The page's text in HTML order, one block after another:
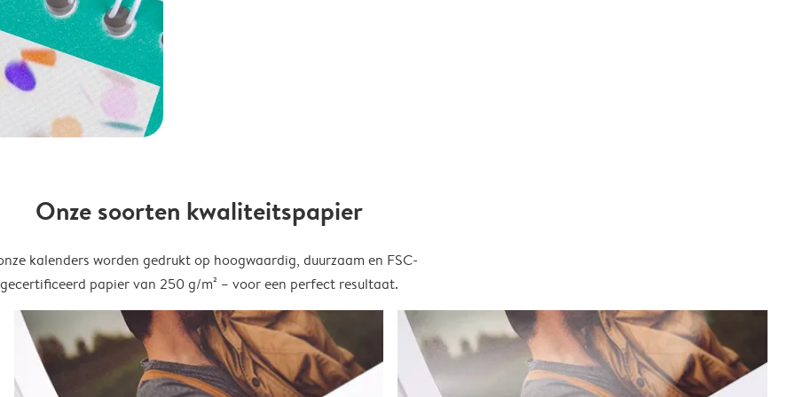
Onze soorten kwaliteitspapier
kalenders worden gedrukt op hoogwaardig, duurzaam en FSC-
gecertificeerd papier van 250 g/m² – voor een perfect resultaat.